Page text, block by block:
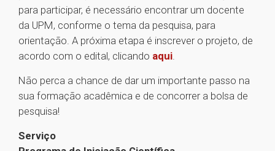
para participar, é necessário encontrar um docente
da UPM, conforme o tema da pesquisa, para
orientação. A próxima etapa é inscrever o projeto, de
acordo com o edital, clicando aqui.
Não perca a chance de dar um importante passo na
sua formação acadêmica e de concorrer a bolsa de
pesquisa!
Serviço